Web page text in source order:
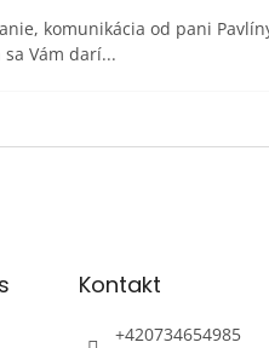
komunikácia od pani
Vám darí...
Kontakt
+420734654985